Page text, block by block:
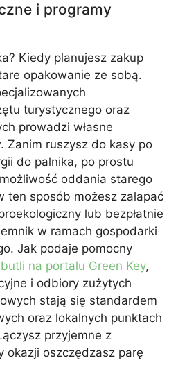
i programy
Kiedy planujesz zakup
opakowanie ze sobą.
turystycznego oraz
prowadzi własne
Zanim ruszysz do kasy po
do palnika, po prostu
oddania starego
ten sposób możesz załapać
lub bezpłatnie
w ramach gospodarki
Jak podaje pomocny
na portalu Green Key,
i odbiory zużytych
stają się standardem
oraz lokalnych punktach
przyjemne z
okazji oszczędzasz parę